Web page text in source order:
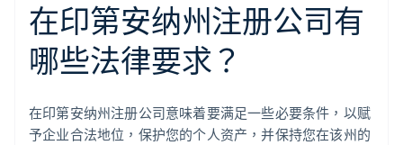
在印第安纳州注册公司有
哪些法律要求？
在印第安纳州注册公司意味着要满足一些必要条件，以赋
予企业合法地位，保护您的个人资产，并保持您在该州的